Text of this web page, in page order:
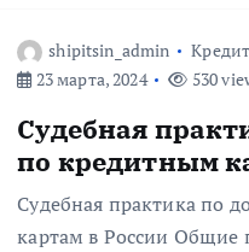
shipitsin_admin
23 марта, 2024
530
Судебная
по кредитным
Судебная практика по
картам в России Общие